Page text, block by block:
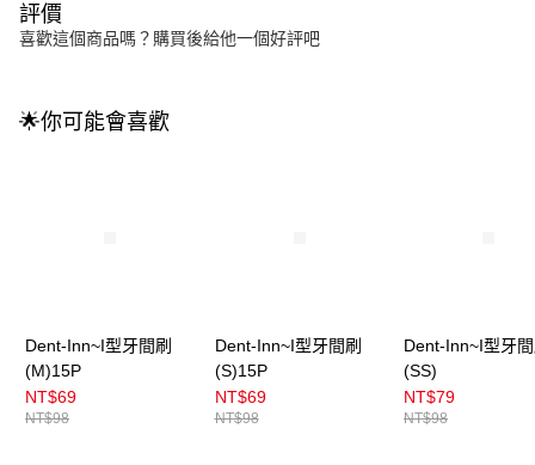
評價
喜歡這個商品嗎？購買後給他一個好評吧
🌟你可能會喜歡
Dent-Inn~I型牙間刷
(M)15P
NT$69
NT$98
Dent-Inn~I型牙間刷
(S)15P
NT$69
NT$98
Dent-Inn~I型牙
(SS)
NT$79
NT$98